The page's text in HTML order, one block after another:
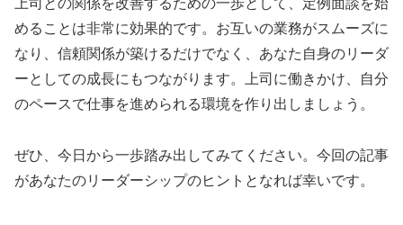
上司との関係を改善するための一歩として、定例面談を始
めることは非常に効果的です。お互いの業務がスムーズに
なり、信頼関係が築けるだけでなく、あなた自身のリーダ
ーとしての成長にもつながります。上司に働きかけ、自分
のペースで仕事を進められる環境を作り出しましょう。
ぜひ、今日から一歩踏み出してみてください。今回の記事
があなたのリーダーシップのヒントとなれば幸いです。